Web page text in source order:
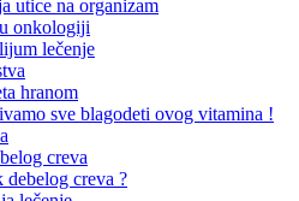
utice na organizam
onkologiji
lečenje
hranom
sve blagodeti ovog vitamina !
creva
creva ?